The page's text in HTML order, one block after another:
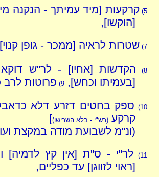
5) קרקעות [מיד עמיתך - הנקנה
[הוקשו],
7) שטרות לראיה [ממכר - גופן
8)
הקדשות [אחיו] - לר"ש דוקא
[בעמיתו וכחש],9) פרוטות לרב
10)
ספק בחטים דזרע דלא
קרקע(רש"י - בלא השרישו)]
(ונ"מ לשבועת מודה במקצת
11)
לר"י - ס"ת [אין קץ לדמיה]
[ראוי לזווגן] עד כפליים,